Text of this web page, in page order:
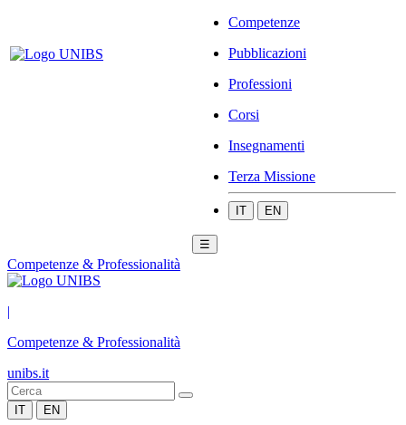
Competenze
Pubblicazioni
Professioni
Corsi
Insegnamenti
Terza Missione
IT EN
☰
Competenze & Professionalità
|
Competenze & Professionalità
unibs.it
IT EN